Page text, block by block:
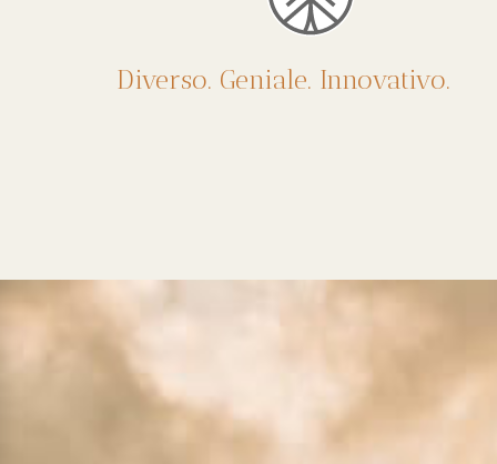
Diverso. Geniale. Innovativo.